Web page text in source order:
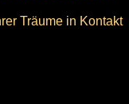
Träume in Kontakt